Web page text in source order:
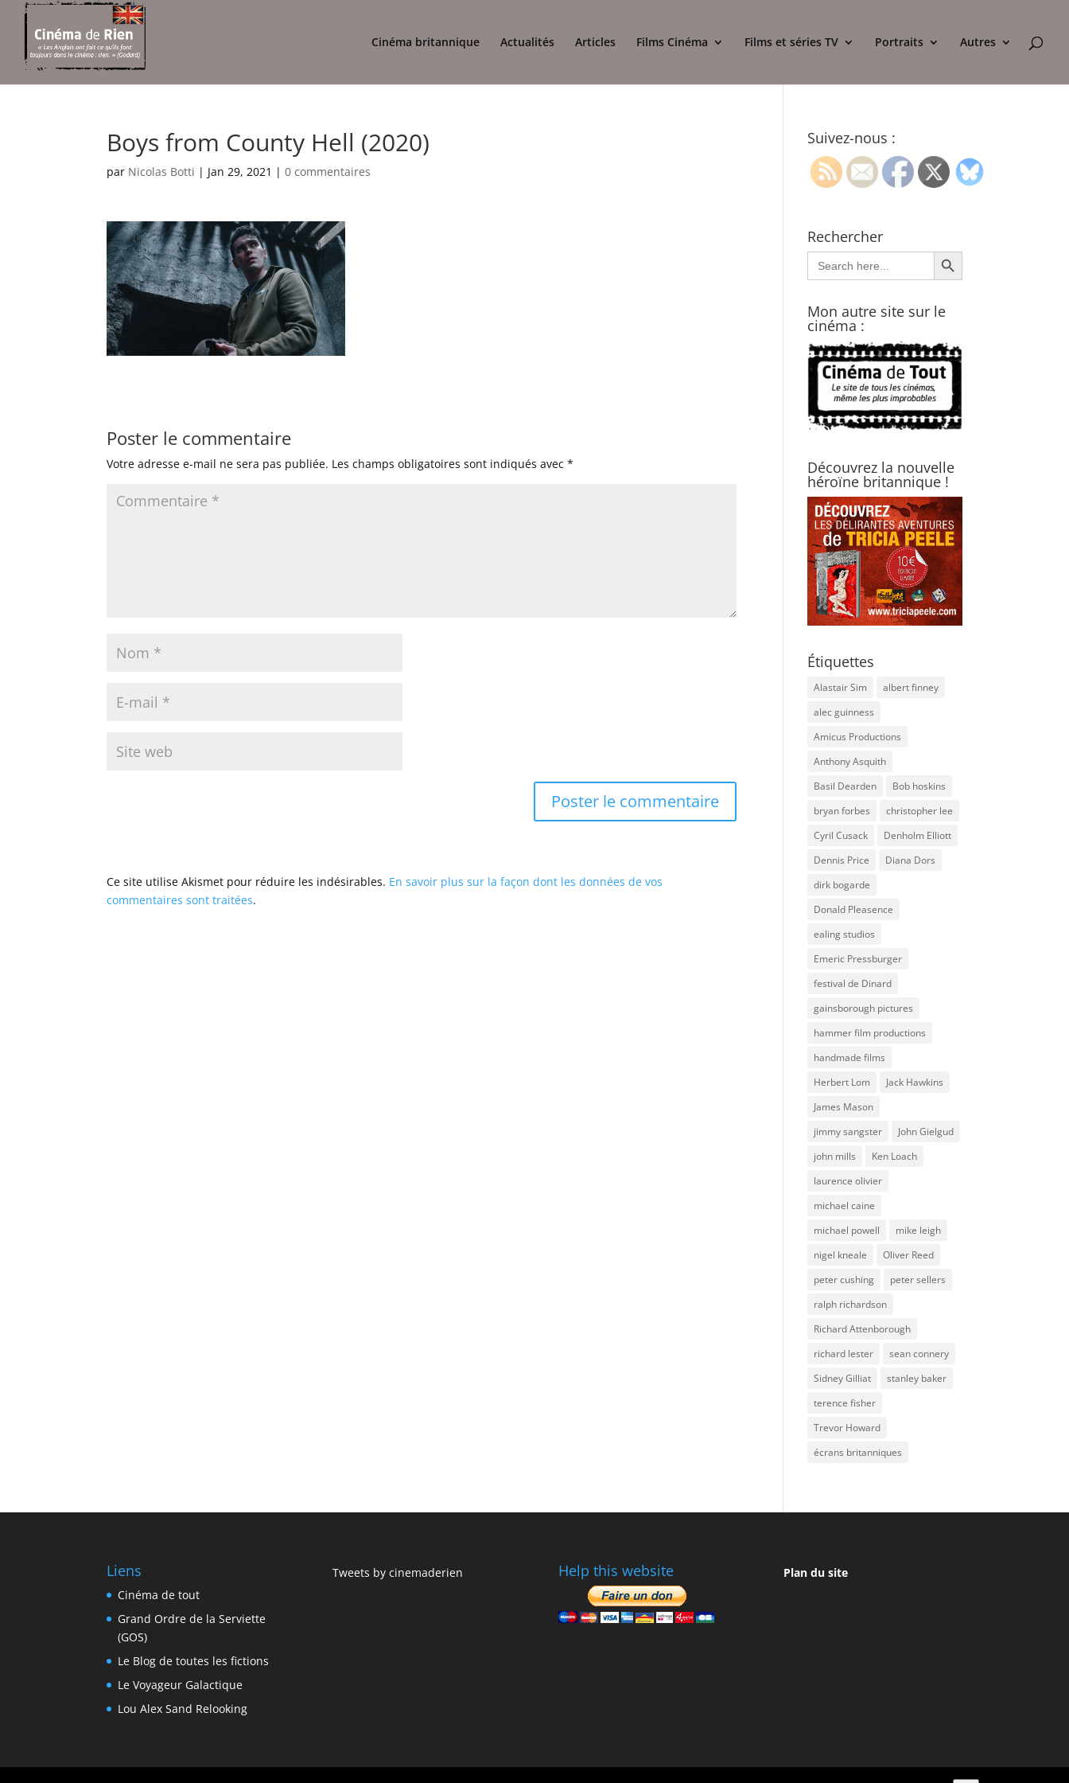
Cinéma britannique Actualités Articles Films Cinéma Films et séries TV Portraits Autres
Boys from County Hell (2020)
par Nicolas Botti | Jan 29, 2021 |0 commentaires
Poster le commentaire
Votre adresse e-mail ne sera pas publiée. Les champs obligatoires sont indiqués avec*
Ce site utilise Akismet pour réduire les indésirables. En savoir plus sur la façon dont les données de vos
commentaires sont traitées.
Suivez-nous :
Rechercher
Search
for:
Search Button
Mon autre site sur le
cinéma :
Découvrez la nouvelle
héroïne britannique !
Étiquettes
Alastair Sim
albert finney
alec guinness
Amicus Productions
Anthony Asquith
Basil Dearden
Bob hoskins
bryan forbes
christopher lee
Cyril Cusack
Denholm Elliott
Dennis Price
Diana Dors
dirk bogarde
Donald Pleasence
ealing studios
Emeric Pressburger
festival de Dinard
gainsborough pictures
hammer film productions
handmade films
Herbert Lom
Jack Hawkins
James Mason
jimmy sangster
John Gielgud
john mills
Ken Loach
laurence olivier
michael caine
michael powell
mike leigh
nigel kneale
Oliver Reed
peter cushing
peter sellers
ralph richardson
Richard Attenborough
richard lester
sean connery
Sidney Gilliat
stanley baker
terence fisher
Trevor Howard
écrans britanniques
Liens
Cinéma de tout
Grand Ordre de la Serviette
(GOS)
Le Blog de toutes les fictions
Le Voyageur Galactique
Lou Alex Sand Relooking
Tweets by cinemaderien Help this website Plan du site